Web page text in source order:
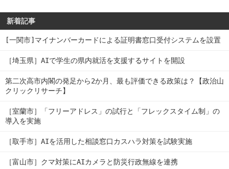
新着記事
[一関市]マイナンバーカードによる証明書窓口受付システムを設置
［埼玉県］AIで学生の県内就活を支援するサイトを開設
第二次高市内閣の発足から2か月、最も評価できる政策は？【政治山
クリックリサーチ】
［室蘭市］「フリーアドレス」の試行と「フレックスタイム制」の
導入を実施
［取手市］AIを活用した相談窓口カスハラ対策を試験実施
［富山市］クマ対策にAIカメラと防災行政無線を連携